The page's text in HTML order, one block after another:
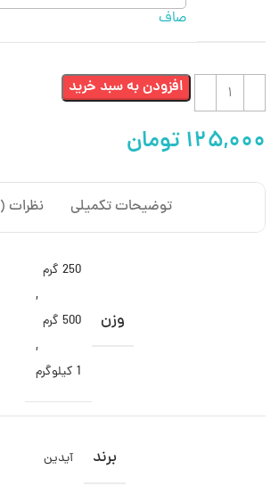
صاف
افزودن به سبد خرید
توضیحات تکمیلی نظرات (0)
وزن
250 گرم
,
500 گرم
,
1 کیلوگرم
برند آیدین